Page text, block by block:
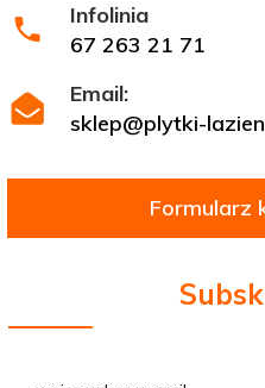
Infolinia
67 263 21 71
Email:
sklep@plytki-
Formularz